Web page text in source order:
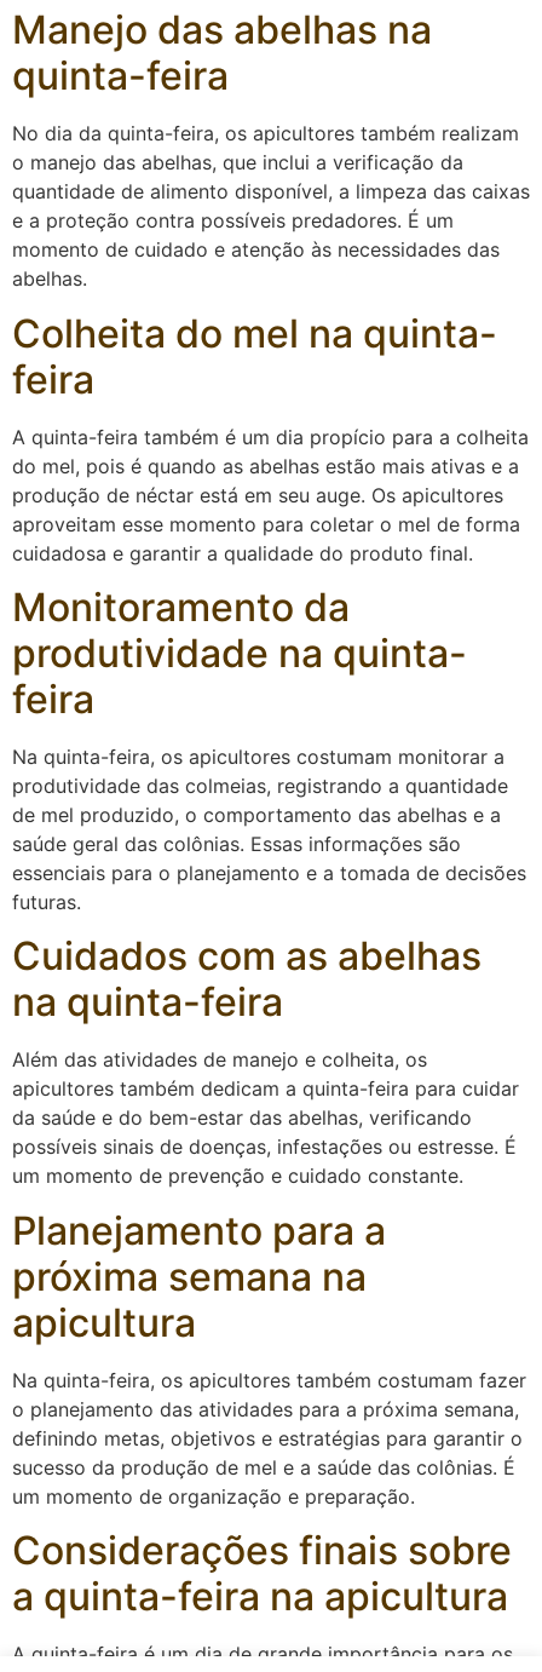
Manejo das abelhas na
quinta-feira
No dia da quinta-feira, os apicultores também realizam
o manejo das abelhas, que inclui a verificação da
quantidade de alimento disponível, a limpeza das caixas
e a proteção contra possíveis predadores. É um
momento de cuidado e atenção às necessidades das
abelhas.
Colheita do mel na quinta-
feira
A quinta-feira também é um dia propício para a colheita
do mel, pois é quando as abelhas estão mais ativas e a
produção de néctar está em seu auge. Os apicultores
aproveitam esse momento para coletar o mel de forma
cuidadosa e garantir a qualidade do produto final.
Monitoramento da
produtividade na quinta-
feira
Na quinta-feira, os apicultores costumam monitorar a
produtividade das colmeias, registrando a quantidade
de mel produzido, o comportamento das abelhas e a
saúde geral das colônias. Essas informações são
essenciais para o planejamento e a tomada de decisões
futuras.
Cuidados com as abelhas
na quinta-feira
Além das atividades de manejo e colheita, os
apicultores também dedicam a quinta-feira para cuidar
da saúde e do bem-estar das abelhas, verificando
possíveis sinais de doenças, infestações ou estresse. É
um momento de prevenção e cuidado constante.
Planejamento para a
próxima semana na
apicultura
Na quinta-feira, os apicultores também costumam fazer
o planejamento das atividades para a próxima semana,
definindo metas, objetivos e estratégias para garantir o
sucesso da produção de mel e a saúde das colônias. É
um momento de organização e preparação.
Considerações finais sobre
a quinta-feira na apicultura
A quinta-feira é um dia de grande importância para os